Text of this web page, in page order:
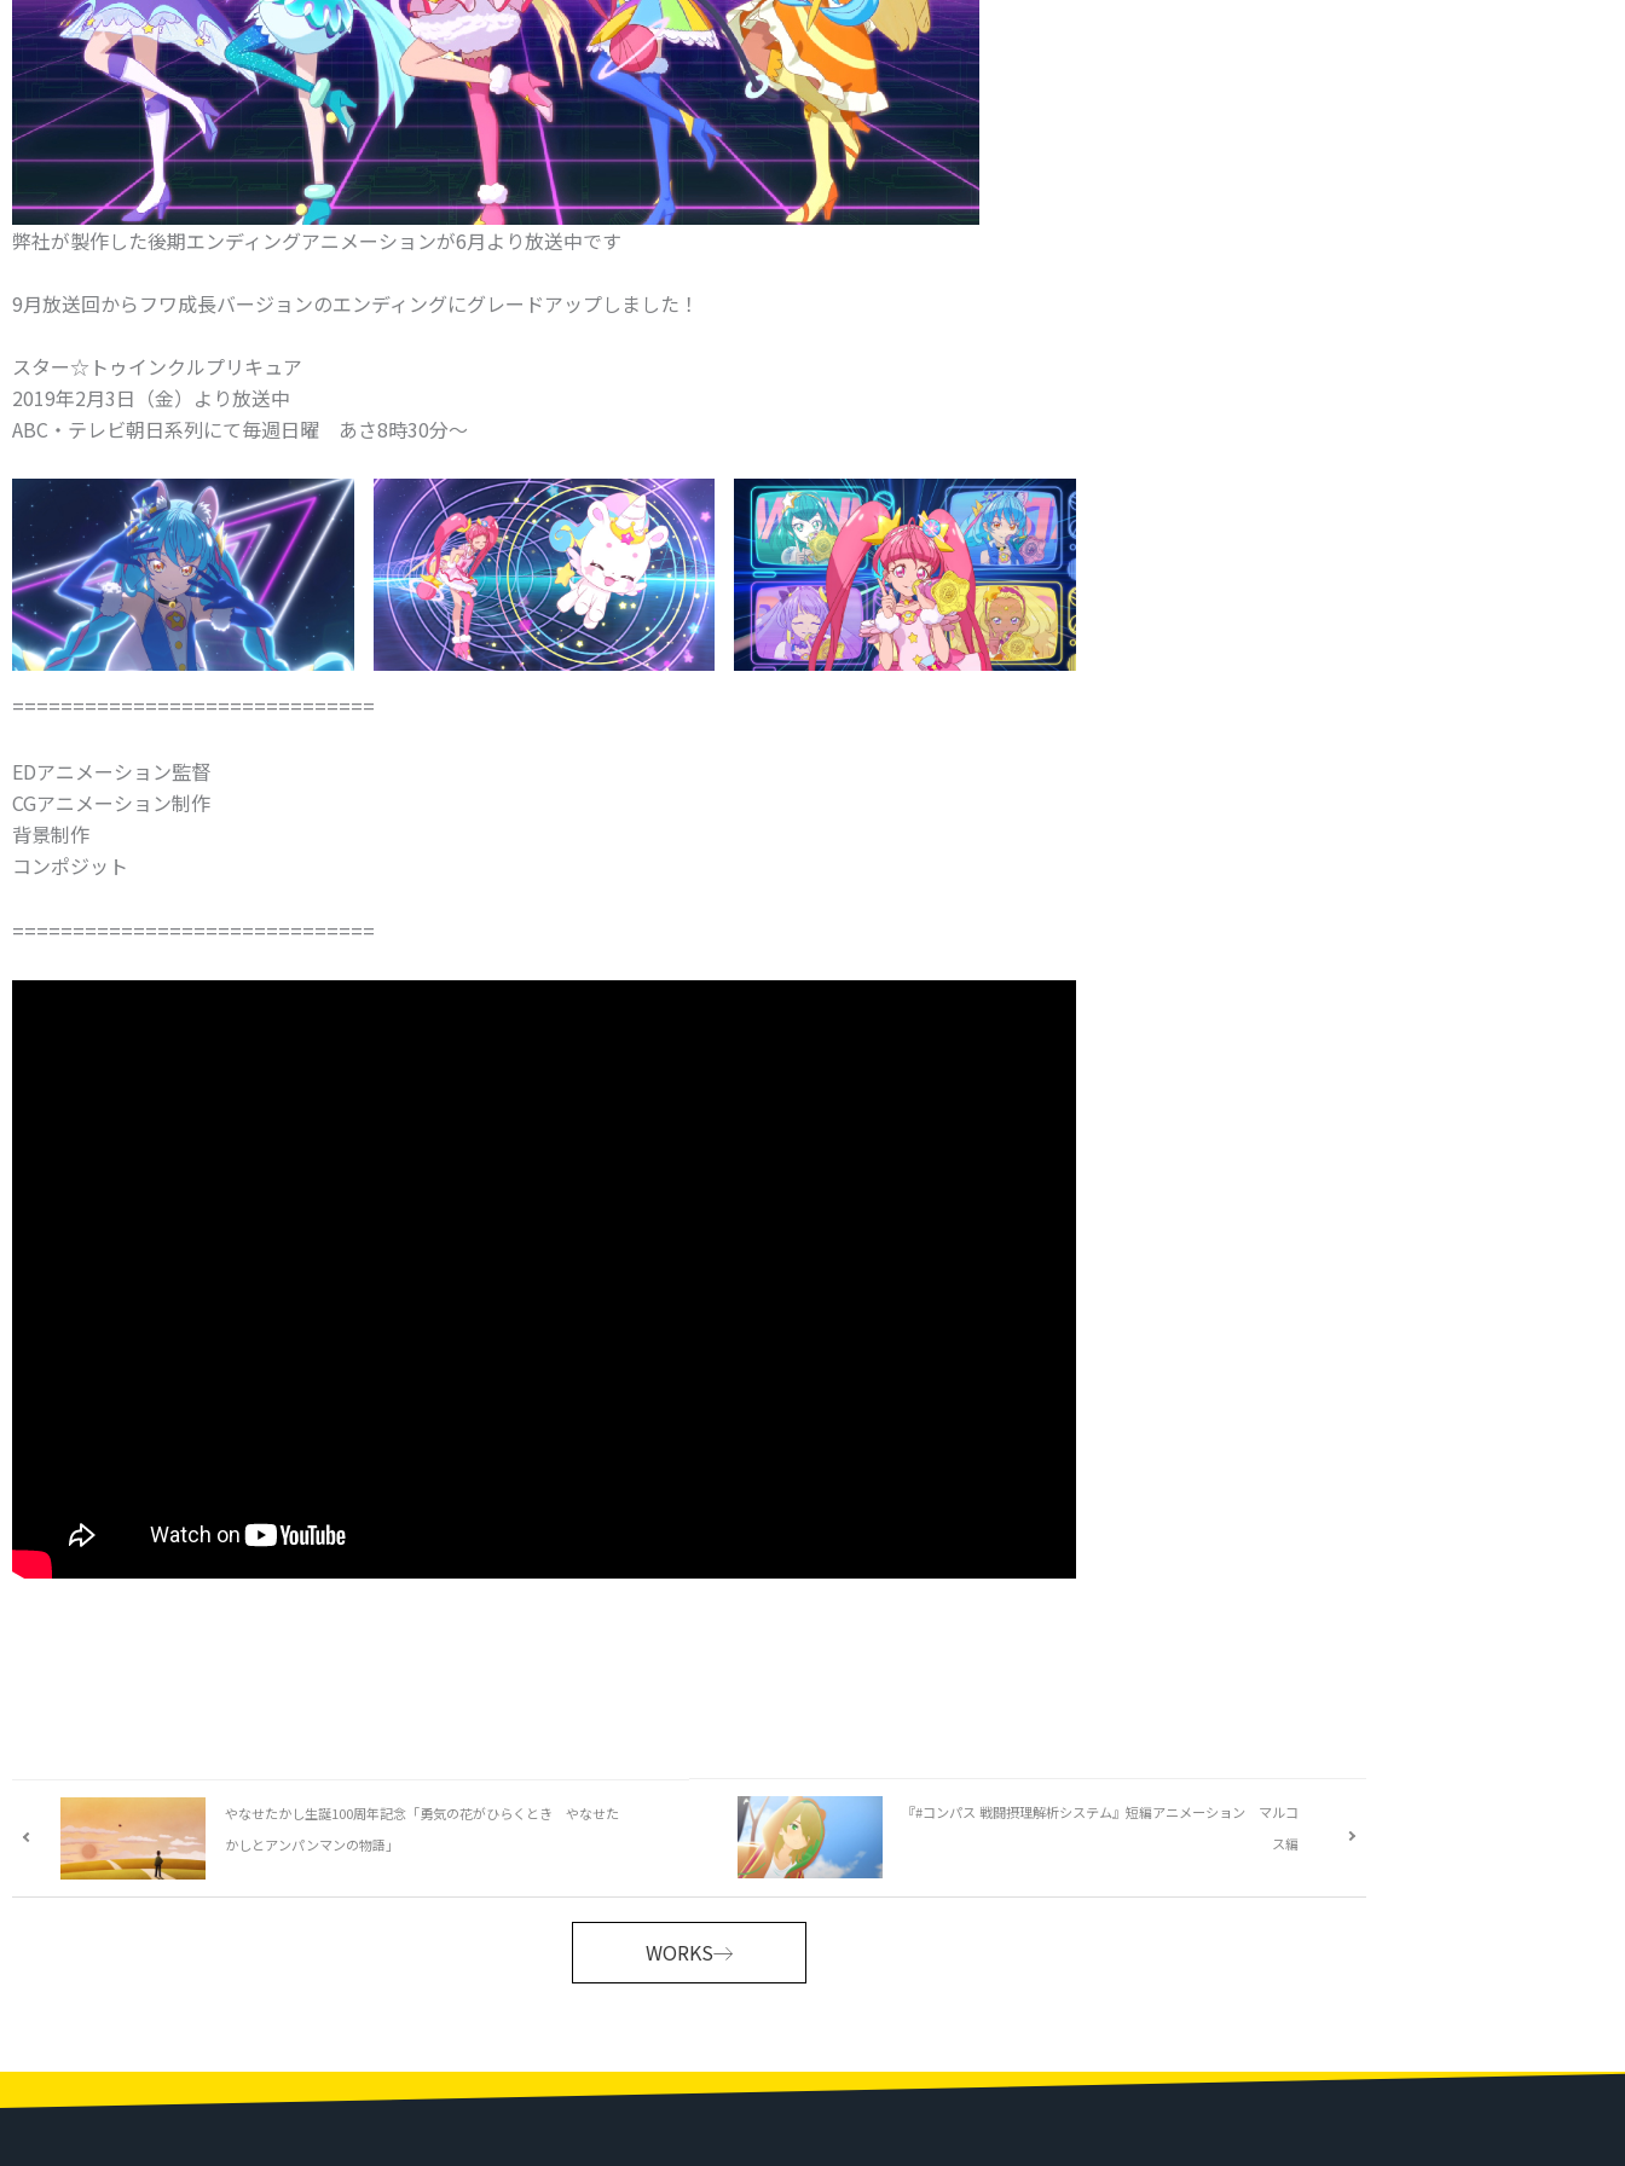
弊社が製作した後期エンディングアニメーションが6月より放送中です
9月放送回からフワ成長バージョンのエンディングにグレードアップしました！
スター☆トゥインクルプリキュア
2019年2月3日（金）より放送中
ABC・テレビ朝日系列にて毎週日曜 あさ8時30分～
==============================
EDアニメーション監督
CGアニメーション制作
背景制作
コンポジット
==============================
やなせたかし生誕100周年記念「勇気の花がひらくとき やなせた
かしとアンパンマンの物語」
『#コンパス 戦闘摂理解析システム』短編アニメーション マルコ
ス編
WORKS